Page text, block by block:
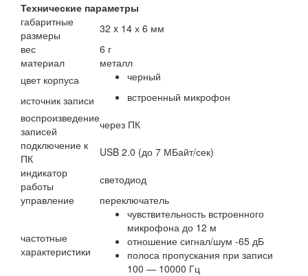
Технические параметры
габаритные
размеры
32 x 14 х 6 мм
вес
6 г
материал
металл
цвет корпуса
черный
источник записи
встроенный микрофон
воспроизведение
записей
через ПК
подключение к
ПК
USB 2.0 (до 7 МБайт/сек)
индикатор
работы
светодиод
управление
переключатель
частотные
характеристики
чувствительность встроенного
микрофона до 12 м
отношение сигнал/шум -65 дБ
полоса пропускания при записи
100 — 10000 Гц